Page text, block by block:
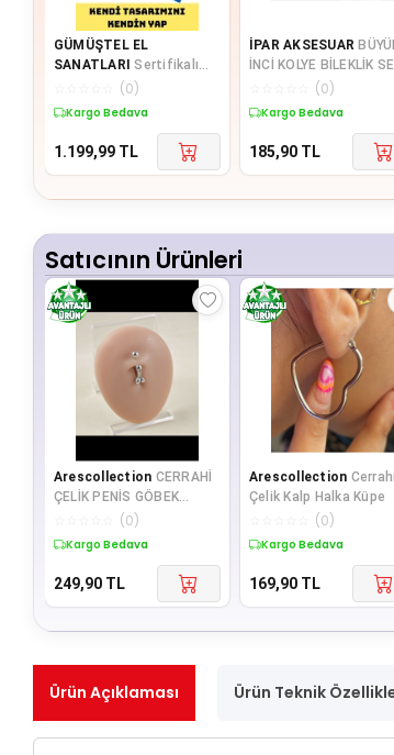
GÜMÜŞTEL EL
SANATLARI Sertifikalı
Doğal Taş 7 Çakra Takı
Yapım Seti Kendi
Tasarımını Ke
(0)
Kargo Bedava
1.199,99 TL
İPAR AKSESUAR
İNCİ KOLYE BİLEKLİK
(0)
Kargo Bedava
185,90 TL
Satıcının Ürünleri
Arescollection CERRAHİ
ÇELİK PENİS GÖBEK
(0)
Kargo Bedava
249,90 TL
Arescollection Cerrahi
Çelik Kalp Halka Küpe
(0)
Kargo Bedava
169,90 TL
Ürün Açıklaması Ürün Teknik